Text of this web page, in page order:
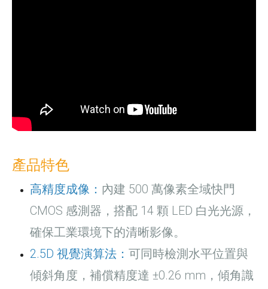
產品特色
高精度成像： 內建 500 萬像素全域快門
CMOS 感測器，搭配 14 顆 LED 白光光源，
確保工業環境下的清晰影像。
2.5D 視覺演算法： 可同時檢測水平位置與
傾斜角度，補償精度達 ±0.26 mm，傾角識